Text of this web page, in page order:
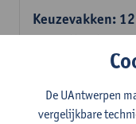
Keuzevakken:
Keuzevakken cluster
Consumer
2E
studiepunten
Lesgever(s):
De UAntwerpen
vergelijkbare